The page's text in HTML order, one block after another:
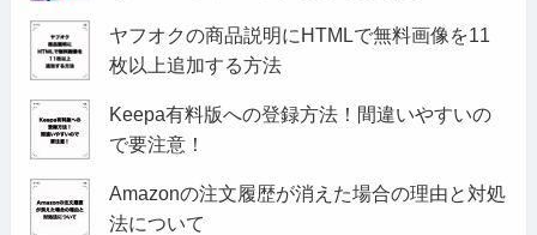
ヤフオクの商品説明にHTMLで無料画像を11
枚以上追加する方法
Keepa有料版への登録方法！間違いやすいの
で要注意！
Amazonの注文履歴が消えた場合の理由と対処
法について